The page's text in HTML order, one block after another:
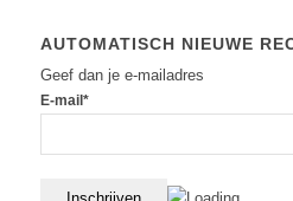
AUTOMATISCH NIEUWE
Geef dan je e-mailadres
E-mail*